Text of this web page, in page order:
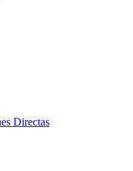
Directas